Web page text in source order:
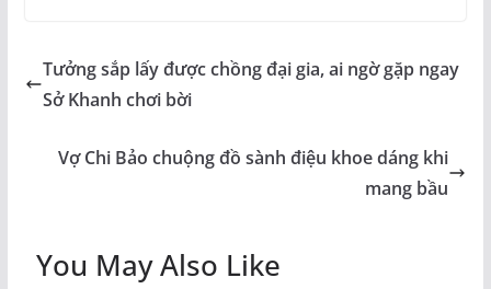
Tưởng sắp lấy được chồng đại gia, ai ngờ gặp ngay
Sở Khanh chơi bời
Vợ Chi Bảo chuộng đồ sành điệu khoe dáng khi
mang bầu
You May Also Like